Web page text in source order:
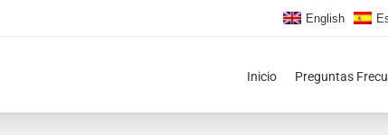
English
Inicio Preguntas